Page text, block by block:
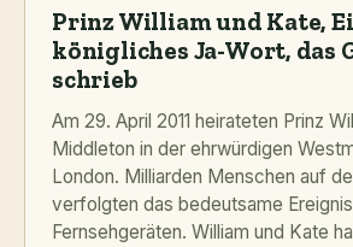
Prinz William und Kate,
königliches Ja-Wort, das
schrieb
Am 29. April 2011 heirateten Prinz
Middleton in der ehrwürdigen
London. Milliarden Menschen auf
verfolgten das bedeutsame
Fernsehgeräten. William und Kate